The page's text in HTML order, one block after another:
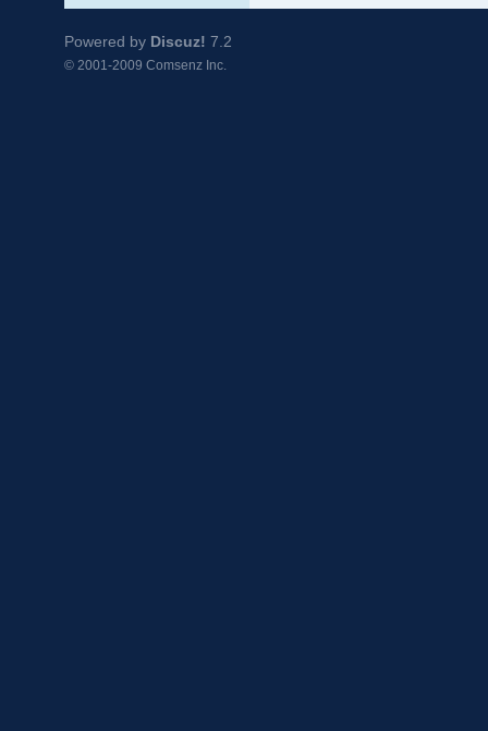
Powered by Discuz! 7.2
© 2001-2009 Comsenz Inc.